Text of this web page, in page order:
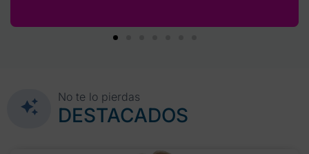
No te lo pierdas
DESTACADOS